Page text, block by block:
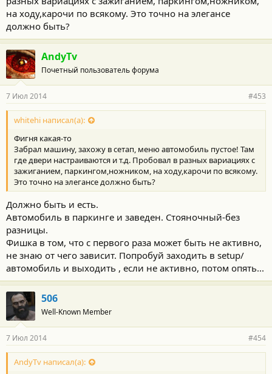
на ходу,карочи по всякому. Это точно на элегансе
должно быть?
AndyTv
Почетный пользователь форума
7 Июл 2014 #453
whitehi написал(а):
Фигня какая-то
Забрал машину, захожу в сетап, меню автомобиль пустое! Там
где двери настраиваются и т.д. Пробовал в разных вариациях с
зажиганием, паркингом,ножником, на ходу,карочи по всякому.
Это точно на элегансе должно быть?
Должно быть и есть.
Автомобиль в паркинге и заведен. Стояночный-без
разницы.
Фишка в том, что с первого раза может быть не активно,
не знаю от чего зависит. Попробуй заходить в setup/
автомобиль и выходить , если не активно, потом опять...
506
Well-Known Member
7 Июл 2014 #454
AndyTv написал(а):